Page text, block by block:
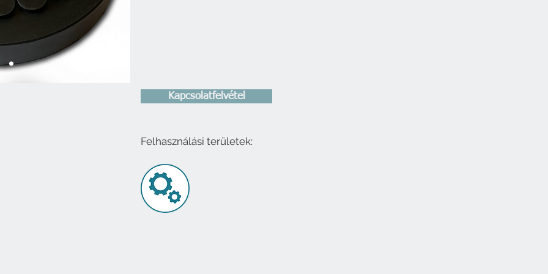
Kapcsolatfelvétel
Felhasználási területek: